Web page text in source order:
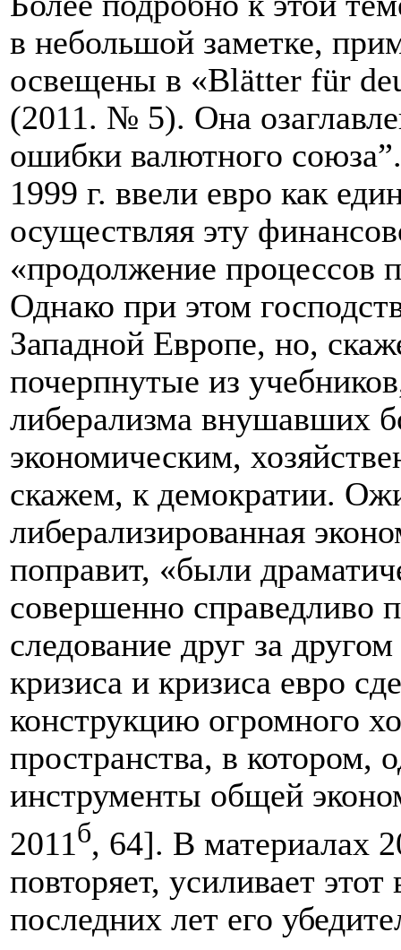
в небольшой заметке,
освещены в «Blätter für
(2011. № 5). Она
ошибки валютного
1999 г. ввели евро как
осуществляя эту
«продолжение процессов
Однако при этом
Западной Европе, но,
почерпнутые из
либерализма внушавших
экономическим,
скажем, к демократии.
либерализированная
поправит, «были
совершенно справедливо
следование друг за
кризиса и кризиса евро
конструкцию огромного
пространства, в котором,
инструменты общей
2011б, 64]. В материалах
повторяет, усиливает
последних лет его